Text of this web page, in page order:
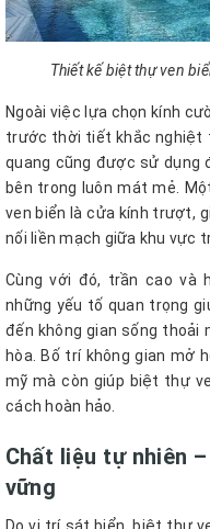
Thiết kế biệt thự ven
Ngoài việc lựa chọn kính
trước thời tiết khắc nghiệt
quang cũng được sử dụng
bên trong luôn mát mẻ.
ven biển là cửa kính trượt,
nối liền mạch giữa khu vực
Cùng với đó, trần cao và
những yếu tố quan trọng
đến không gian sống thoải
hòa. Bố trí không gian mở
mỹ mà còn giúp biệt thự
cách hoàn hảo.
Chất liệu tự nhiên
vững